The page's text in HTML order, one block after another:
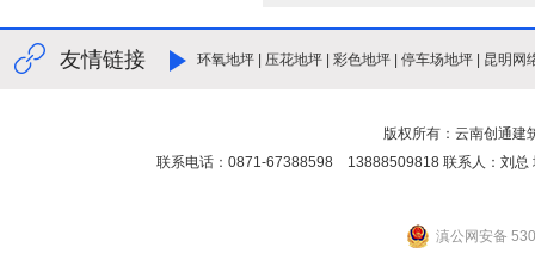
友情链接 环氧地坪 压花地坪 彩色地坪 停车场地坪 昆明网
版权所有：云南创通建
联系电话：0871-67388598 13888509818 联系人：刘总
滇公网安备